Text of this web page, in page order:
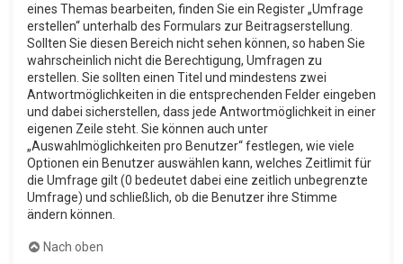
eines Themas bearbeiten, finden Sie ein Register „Umfrage
erstellen“ unterhalb des Formulars zur Beitragserstellung.
Sollten Sie diesen Bereich nicht sehen können, so haben Sie
wahrscheinlich nicht die Berechtigung, Umfragen zu
erstellen. Sie sollten einen Titel und mindestens zwei
Antwortmöglichkeiten in die entsprechenden Felder eingeben
und dabei sicherstellen, dass jede Antwortmöglichkeit in einer
eigenen Zeile steht. Sie können auch unter
„Auswahlmöglichkeiten pro Benutzer“ festlegen, wie viele
Optionen ein Benutzer auswählen kann, welches Zeitlimit für
die Umfrage gilt (0 bedeutet dabei eine zeitlich unbegrenzte
Umfrage) und schließlich, ob die Benutzer ihre Stimme
ändern können.
Nach oben